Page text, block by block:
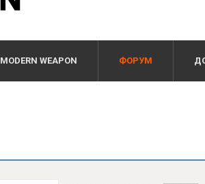
MODERN WEAPON ФОРУМ